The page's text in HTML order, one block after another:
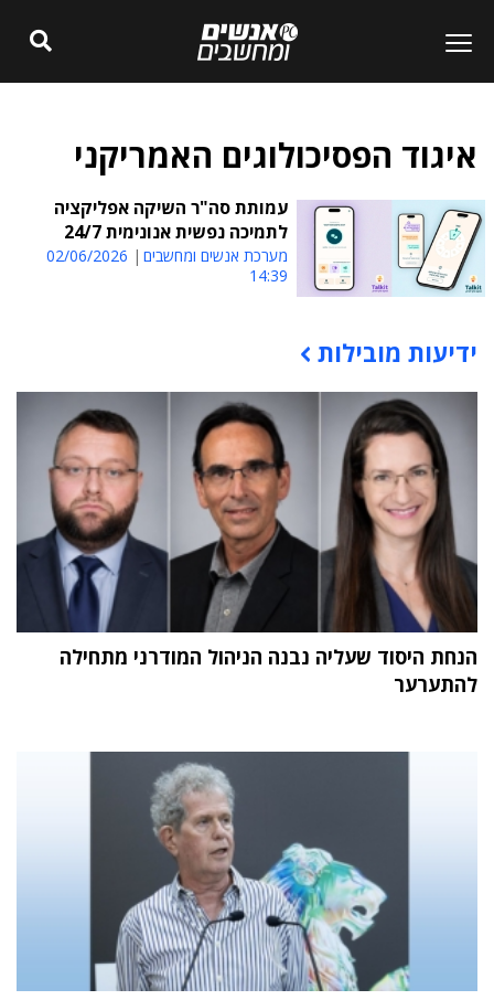
איגוד הפסיכולוגים האמריקני
עמותת סה"ר השיקה אפליקציה
לתמיכה נפשית אנונימית 24/7
מערכת אנשים ומחשבים
02/06/2026
14:39
תוכן פרסומי
ידיעות מובילות
הנחת היסוד שעליה נבנה הניהול המודרני מתחילה
להתערער